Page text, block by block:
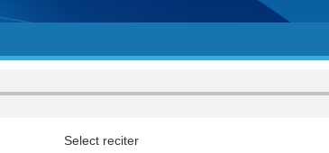
Select reciter